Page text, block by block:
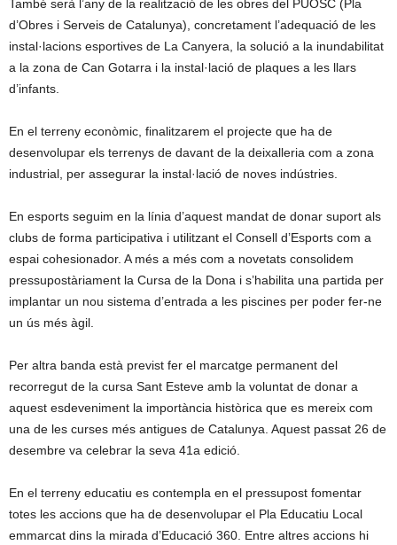
També serà l’any de la realització de les obres del PUOSC (Pla
d’Obres i Serveis de Catalunya), concretament l’adequació de les
instal·lacions esportives de La Canyera, la solució a la inundabilitat
a la zona de Can Gotarra i la instal·lació de plaques a les llars
d’infants.
En el terreny econòmic, finalitzarem el projecte que ha de
desenvolupar els terrenys de davant de la deixalleria com a zona
industrial, per assegurar la instal·lació de noves indústries.
En esports seguim en la línia d’aquest mandat de donar suport als
clubs de forma participativa i utilitzant el Consell d’Esports com a
espai cohesionador. A més a més com a novetats consolidem
pressupostàriament la Cursa de la Dona i s’habilita una partida per
implantar un nou sistema d’entrada a les piscines per poder fer-ne
un ús més àgil.
Per altra banda està previst fer el marcatge permanent del
recorregut de la cursa Sant Esteve amb la voluntat de donar a
aquest esdeveniment la importància històrica que es mereix com
una de les curses més antigues de Catalunya. Aquest passat 26 de
desembre va celebrar la seva 41a edició.
En el terreny educatiu es contempla en el pressupost fomentar
totes les accions que ha de desenvolupar el Pla Educatiu Local
emmarcat dins la mirada d’Educació 360. Entre altres accions hi